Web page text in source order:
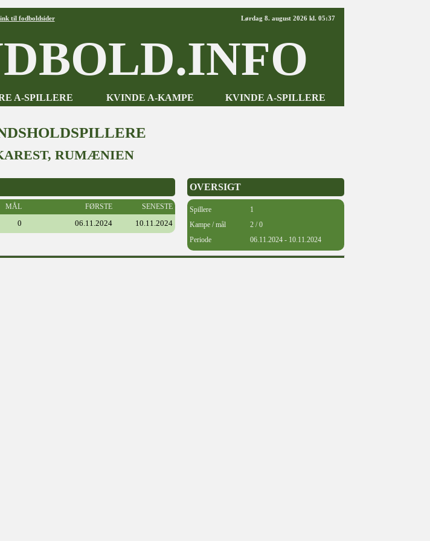
til fodboldsider Lørdag 8. august 2026 kl. 05:37
A-SPILLERE KVINDE A-KAMPE KVINDE A-SPILLERE
RUMÆNIEN
MÅL FØRSTE SENESTE
0 06.11.2024 10.11.2024
OVERSIGT
Spillere
1
Kampe / mål
2 / 0
Periode
06.11.2024 - 10.11.2024